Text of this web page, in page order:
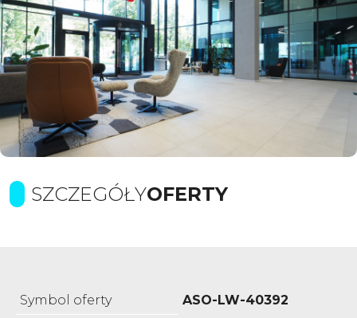
SZCZEGÓŁYOFERTY
Symbol oferty
ASO-LW-40392